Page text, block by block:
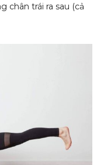
chân trái ra sau (cả